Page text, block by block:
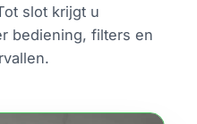
slot krijgt u
bediening, filters en